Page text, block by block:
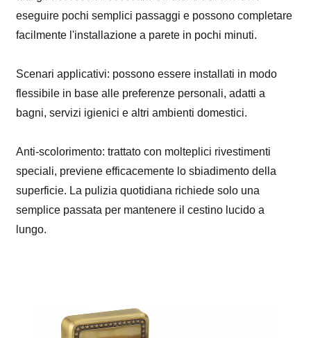
eseguire pochi semplici passaggi e possono completare
facilmente l'installazione a parete in pochi minuti.
Scenari applicativi: possono essere installati in modo
flessibile in base alle preferenze personali, adatti a
bagni, servizi igienici e altri ambienti domestici.
Anti-scolorimento: trattato con molteplici rivestimenti
speciali, previene efficacemente lo sbiadimento della
superficie. La pulizia quotidiana richiede solo una
semplice passata per mantenere il cestino lucido a
lungo.